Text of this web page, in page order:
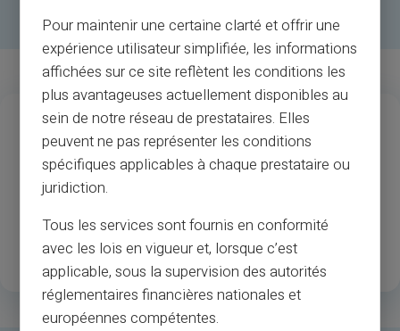
13
Gadu pieredze
37M
Tirgotāji un bankomātu
pieņemšana
1.3M
Laimīgi reģistrēti klienti
35
Pieejamās valstis
Pour maintenir une certaine clarté et offrir une
expérience utilisateur simplifiée, les informations
affichées sur ce site reflètent les conditions les
plus avantageuses actuellement disponibles au
sein de notre réseau de prestataires. Elles
peuvent ne pas représenter les conditions
spécifiques applicables à chaque prestataire ou
juridiction.
Tous les services sont fournis en conformité
avec les lois en vigueur et, lorsque c’est
applicable, sous la supervision des autorités
réglementaires financières nationales et
européennes compétentes.